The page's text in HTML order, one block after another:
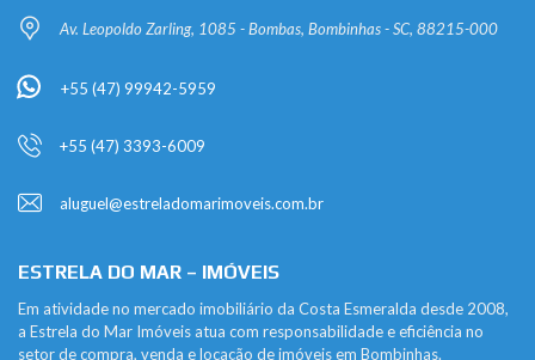
Av. Leopoldo Zarling, 1085 - Bombas, Bombinhas - SC, 88215-000
+55 (47) 99942-5959
+55 (47) 3393-6009
aluguel@estreladomarimoveis.com.br
ESTRELA DO MAR – IMÓVEIS
Em atividade no mercado imobiliário da Costa Esmeralda desde 2008,
a Estrela do Mar Imóveis atua com responsabilidade e eficiência no
setor de compra, venda e locação de imóveis em Bombinhas.